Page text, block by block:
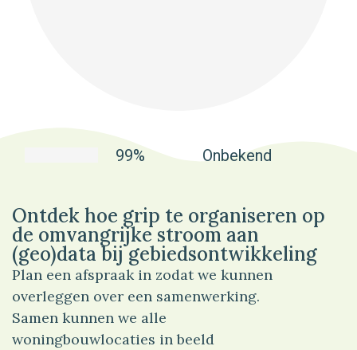
99% Onbekend
Ontdek hoe grip te organiseren op
de omvangrijke stroom aan
(geo)data bij gebiedsontwikkeling
Plan een afspraak in zodat we kunnen
overleggen over een samenwerking.
Samen kunnen we alle
woningbouwlocaties in beeld